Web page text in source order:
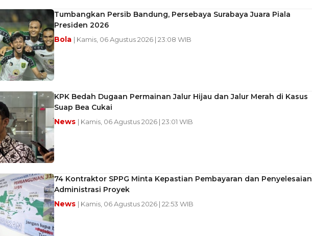
Tumbangkan Persib Bandung, Persebaya Surabaya Juara Piala
Presiden 2026
Bola | Kamis, 06 Agustus 2026 | 23:08 WIB
KPK Bedah Dugaan Permainan Jalur Hijau dan Jalur Merah di Kasus
Suap Bea Cukai
News | Kamis, 06 Agustus 2026 | 23:01 WIB
74 Kontraktor SPPG Minta Kepastian Pembayaran dan Penyelesaian
Administrasi Proyek
News | Kamis, 06 Agustus 2026 | 22:53 WIB